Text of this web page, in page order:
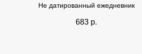
Не датированный ежедневник
683 р.